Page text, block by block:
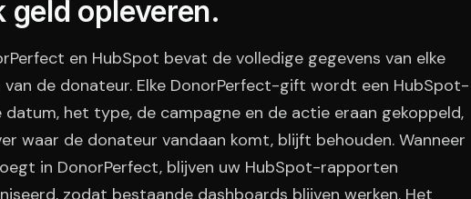
geld opleveren.
en HubSpot bevat de volledige gegevens van elke
de donateur. Elke DonorPerfect-gift wordt een HubSpot-
het type, de campagne en de actie eraan gekoppeld,
waar de donateur vandaan komt, blijft behouden. Wanneer
in DonorPerfect, blijven uw HubSpot-rapporten
zodat bestaande dashboards blijven werken. Het